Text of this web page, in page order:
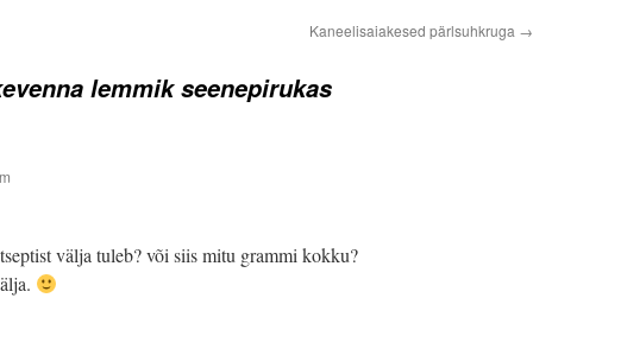
Kaneelisaiakesed pärlsuhkruga →
lemmik seenepirukas
välja tuleb? või siis mitu grammi kokku?